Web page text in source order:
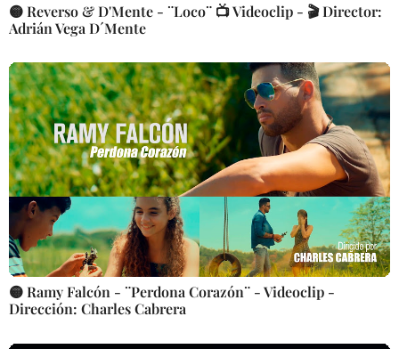
🟡 Reverso & D'Mente - ¨Loco¨ 📺 Videoclip - 🎬 Director:
Adrián Vega D´Mente
🟡 Ramy Falcón - ¨Perdona Corazón¨ - Videoclip -
Dirección: Charles Cabrera